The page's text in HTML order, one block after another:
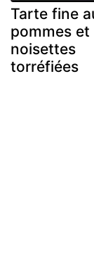
Tarte fine
pommes et
noisettes
torréfiées